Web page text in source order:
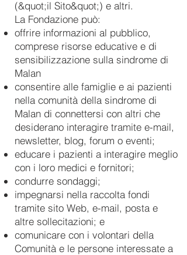
(&quot;il Sito&quot;) e altri.
La Fondazione può:
offrire informazioni al pubblico,
comprese risorse educative e di
sensibilizzazione sulla sindrome di
Malan
consentire alle famiglie e ai pazienti
nella comunità della sindrome di
Malan di connettersi con altri che
desiderano interagire tramite e-mail,
newsletter, blog, forum o eventi;
educare i pazienti a interagire meglio
con i loro medici e fornitori;
condurre sondaggi;
impegnarsi nella raccolta fondi
tramite sito Web, e-mail, posta e
altre sollecitazioni; e
comunicare con i volontari della
Comunità e le persone interessate a